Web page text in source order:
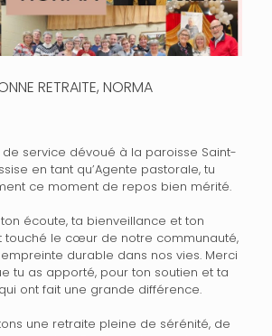
RETRAITE, NORMA
de service dévoué à la paroisse Saint-
en tant qu’Agente pastorale, tu
ce moment de repos bien mérité.
écoute, ta bienveillance et ton
touché le cœur de notre communauté,
durable dans nos vies. Merci
tu as apporté, pour ton soutien et ta
ont fait une grande différence.
une retraite pleine de sérénité, de